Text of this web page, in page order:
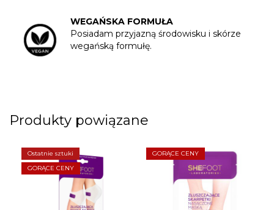
WEGAŃSKA FORMUŁA
Posiadam przyjazną środowisku i skórze
wegańską formułę.
Produkty powiązane
Ostatnie sztuki
GORĄCE CENY
GORĄCE CENY